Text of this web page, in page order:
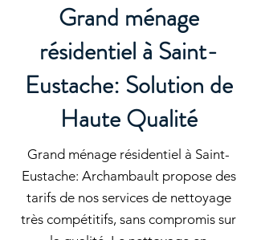
Grand ménage
résidentiel à Saint-
Eustache: Solution de
Haute Qualité
Grand ménage résidentiel à Saint-
Eustache: Archambault propose des
tarifs de nos services de nettoyage
très compétitifs, sans compromis sur